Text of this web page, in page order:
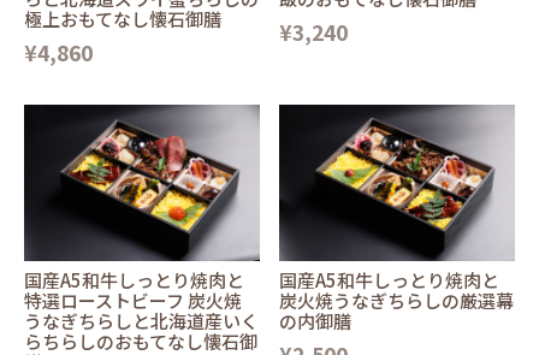
極上おもてなし懐石御膳
¥4,860
¥3,240
国産A5和牛しっとり焼肉と
特選ローストビーフ 炭火焼
うなぎちらしと北海道産いく
らちらしのおもてなし懐石御
国産A5和牛しっとり焼肉と
炭火焼うなぎちらしの厳選幕
の内御膳